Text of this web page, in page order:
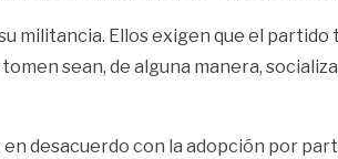
militancia. Ellos exigen que el partido
sean, de alguna manera,
desacuerdo con la adopción por